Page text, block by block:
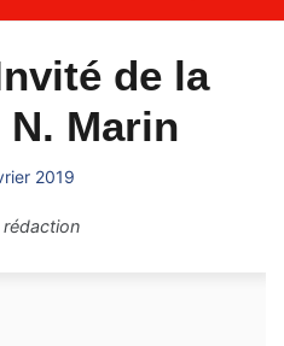
de la
N. Marin
2019
rédaction